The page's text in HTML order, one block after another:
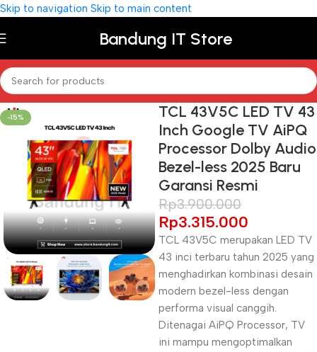
Skip to navigation Skip to main content
Bandung IT Store
-15%
TCL 43V5C LED TV 43
Inch Google TV AiPQ
Processor Dolby Audio
Bezel-less 2025 Baru
Garansi Resmi
Rp3.900.000
Rp3.315.000
TCL 43V5C merupakan LED TV
43 inci terbaru tahun 2025 yang
menghadirkan kombinasi desain
modern bezel-less dengan
performa visual canggih.
Ditenagai AiPQ Processor, TV
ini mampu mengoptimalkan